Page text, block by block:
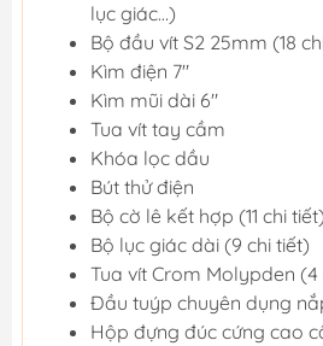
lục giác…)
Bộ đầu vít S2 25mm (18
Kìm điện 7"
Kìm mũi dài 6"
Tua vít tay cầm
Khóa lọc dầu
Bút thử điện
Bộ cờ lê kết hợp (11 chi tiết)
Bộ lục giác dài (9 chi tiết)
Tua vít Crom Molypden (4
Đầu tuýp chuyên dụng
Hộp đựng đúc cứng cao